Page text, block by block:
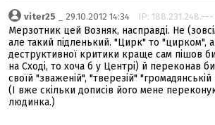
viter25 _ 29.10.2012 14:34 IP: 188.231.248.---
Мерзотник цей Возняк, насправді. Не
але такий підленький. "Цирк" то "цирком",
деструктивної критики краще сам пішов
на Сході, то хоча б у Центрі) й переконав
своїй "зваженій", "тверезій" "громадянській
(І вже скільки дописів його мене
людинка.)